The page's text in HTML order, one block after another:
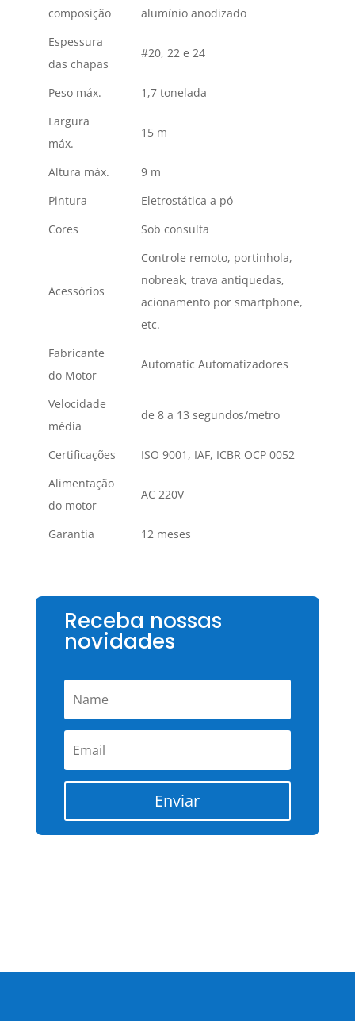
composição
alumínio anodizado
Espessura
das chapas
#20, 22 e 24
Peso máx.
1,7 tonelada
Largura
máx.
15 m
Altura máx.
9 m
Pintura
Eletrostática a pó
Cores
Sob consulta
Acessórios
Controle remoto, portinhola,
nobreak, trava antiquedas,
acionamento por smartphone,
etc.
Fabricante
do Motor
Automatic Automatizadores
Velocidade
média
de 8 a 13 segundos/metro
Certificações
ISO 9001, IAF, ICBR OCP 0052
Alimentação
do motor
AC 220V
Garantia 12 meses
Receba nossas
novidades
Enviar